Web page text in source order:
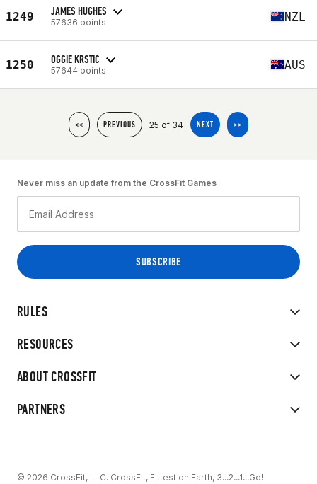
1249 JAMES HUGHES
57636 points NZL
1250 OGGIE KRSTIC
57644 points AUS
<< PREVIOUS 25 of 34 NEXT >>
RULES
RESOURCES
ABOUT CROSSFIT
PARTNERS
Never miss an update from the CrossFit Games
© 2026 CrossFit, LLC. CrossFit, Fittest on Earth, 3...2...1...Go!